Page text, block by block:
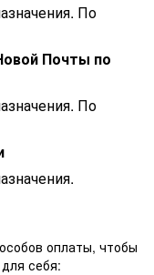
По
Почты по
По
оплаты, чтобы
себя: